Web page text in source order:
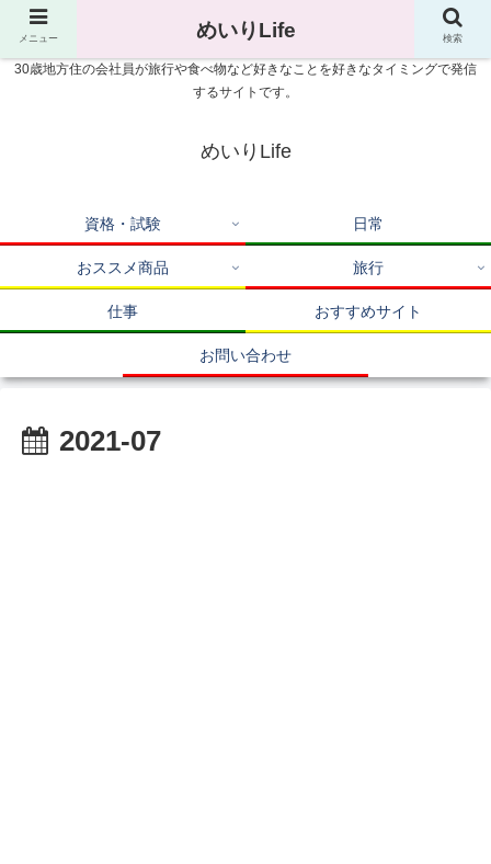
30歳地方住の会社員が旅行や食べ物など好きなことを好きなタイミングで発信
するサイトです。
めいりLife
資格・試験 日常
おススメ商品 旅行
仕事 おすすめサイト
お問い合わせ
2021-07
メニュー めいりLife 検索